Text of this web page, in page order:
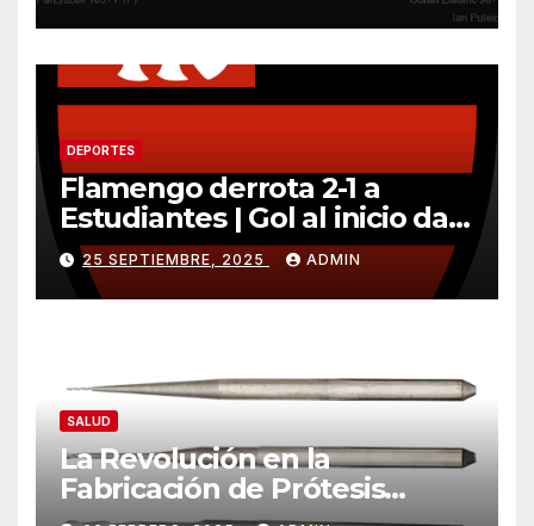
DEPORTES
Flamengo derrota 2-1 a
Estudiantes | Gol al inicio da
ventaja importante
25 SEPTIEMBRE, 2025 ADMIN
SALUD
La Revolución en la
Fabricación de Prótesis
Parciales Removibles